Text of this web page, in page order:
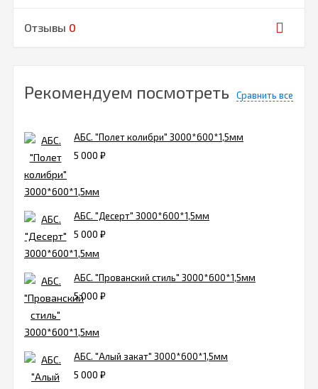
Отзывы 0
Рекомендуем посмотреть Сравнить все
АБС. "Полет колибри" 3000*600*1,5мм
5 000 ₽
АБС. "Десерт" 3000*600*1,5мм
5 000 ₽
АБС. "Прованский стиль" 3000*600*1,5мм
5 000 ₽
АБС. "Алый закат" 3000*600*1,5мм
5 000 ₽